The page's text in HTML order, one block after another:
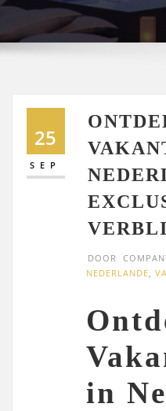
25
SEP
DOOR
NEDERLANDE ,
in